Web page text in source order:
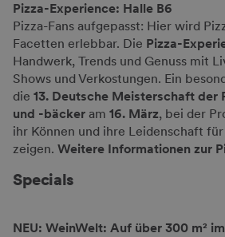
Pizza-Experience: Halle B6
Pizza-Fans aufgepasst: Hier wird
Facetten erlebbar. Die Pizza-
Handwerk, Trends und Genuss mit
Shows und Verkostungen. Ein
die 13. Deutsche Meisterschaft der
und -bäcker am 16. März, bei der
ihr Können und ihre Leidenschaft
zeigen. Weitere Informationen zur
Specials
NEU: WeinWelt: Auf über 300 m²